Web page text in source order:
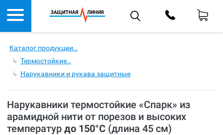
Каталог продукции…
Термостойкие…
Нарукавники и рукава защитные
Нарукавники термостойкие «Спарк» из
арамидной нити от порезов и высоких
температур до 150°С (длина 45 см)